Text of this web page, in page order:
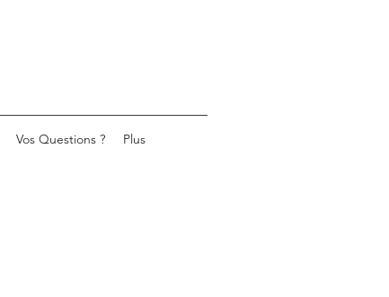
Vos Questions ? Plus